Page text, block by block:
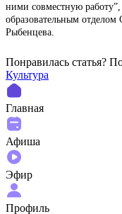
ними совместную
образовательным отделом
Рыбенцева.
Понравилась статья?
Культура
Главная
Афиша
Эфир
Профиль